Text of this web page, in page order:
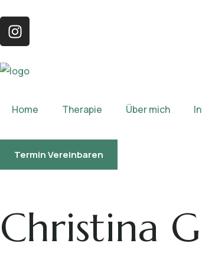
Home Therapie Über mich
Termin Vereinbaren
Christina